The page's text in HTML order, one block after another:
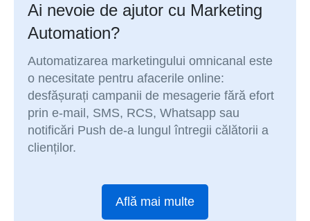
Ai nevoie de ajutor cu Marketing
Automation?
Automatizarea marketingului omnicanal este
o necesitate pentru afacerile online:
desfășurați campanii de mesagerie fără efort
prin e-mail, SMS, RCS, Whatsapp sau
notificări Push de-a lungul întregii călătorii a
clienților.
Află mai multe